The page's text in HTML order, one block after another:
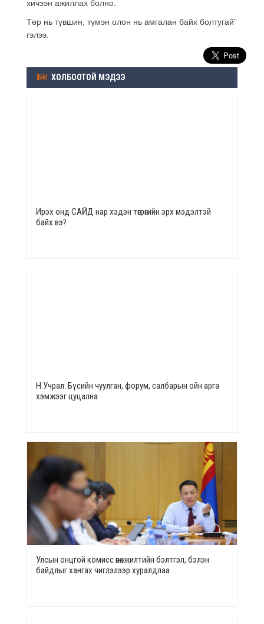
хичээн ажиллах болно.
Төр нь түвшин, түмэн олон нь амгалан байх болтугай”
гэлээ.
ХОЛБООТОЙ МЭДЭЭ
Ирэх онд САЙД нар хэдэн төгрөгийн эрх мэдэлтэй
байх вэ?
Н.Учрал: Бүсийн чуулган, форум, салбарын ойн арга
хэмжээг цуцална
Улсын онцгой комисс өвөлжилтийн бэлтгэл, бэлэн
байдлыг хангах чиглэлээр хуралдлаа